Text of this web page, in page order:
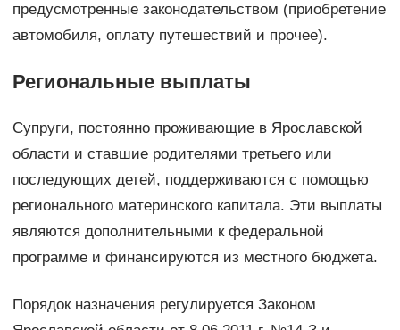
предусмотренные законодательством (приобретение
автомобиля, оплату путешествий и прочее).
Региональные выплаты
Супруги, постоянно проживающие в Ярославской
области и ставшие родителями третьего или
последующих детей, поддерживаются с помощью
регионального материнского капитала. Эти выплаты
являются дополнительными к федеральной
программе и финансируются из местного бюджета.
Порядок назначения регулируется Законом